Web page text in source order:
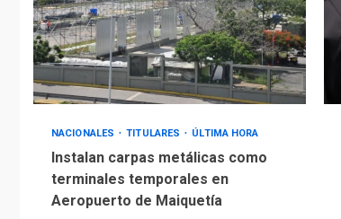
NACIONALES TITULARES ÚLTIMA HORA
Instalan carpas metálicas como
terminales temporales en
Aeropuerto de Maiquetía